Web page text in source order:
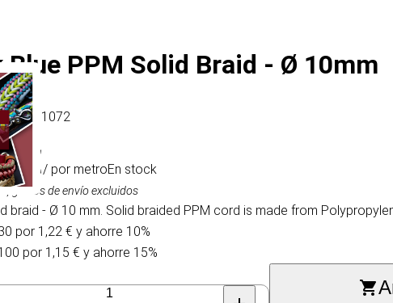
Blue PPM Solid Braid - Ø 10mm
# MT011072
€/ por metroEn stock
gastos de envío excluidos
braid - Ø 10 mm. Solid braided PPM cord is made from
por 1,22 € y ahorre 10%
por 1,15 € y ahorre 15%